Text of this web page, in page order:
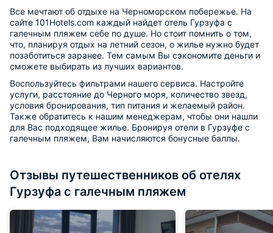
Все мечтают об отдыхе на Черноморском побережье. На
сайте 101Hotels.com каждый найдет отель Гурзуфа с
галечным пляжем себе по душе. Но стоит помнить о том,
что, планируя отдых на летний сезон, о жилье нужно будет
позаботиться заранее. Тем самым Вы сэкономите деньги и
сможете выбирать из лучших вариантов.
Воспользуйтесь фильтрами нашего сервиса. Настройте
услуги, расстояние до Черного моря, количество звезд,
условия бронирования, тип питания и желаемый район.
Также обратитесь к нашим менеджерам, чтобы они нашли
для Вас подходящее жилье. Бронируя отели в Гурзуфе с
галечным пляжем, Вам начисляются бонусные баллы.
Отзывы путешественников об отелях
Гурзуфа с галечным пляжем